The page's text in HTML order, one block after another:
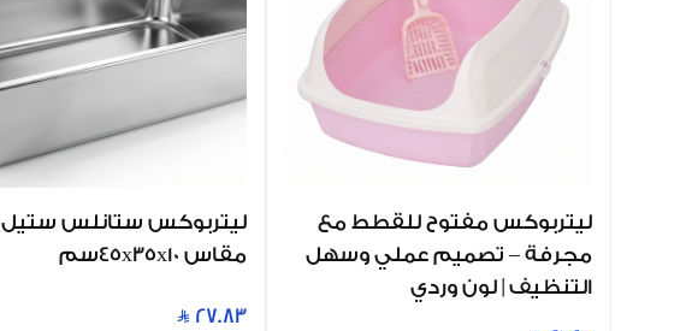
ليتربوكس مفتوح للقطط مع
مجرفة – تصميم عملي وسهل
التنظيف | لون وردي
ليتربوكس ستانلس ستيل
مقاس 45x35x10سم
27.83